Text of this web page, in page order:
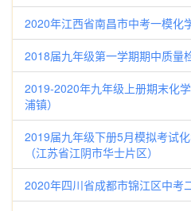
2020年江西省南昌市中考一模化
2018届九年级第一学期期中质量
2019-2020年九年级上册期末化
浦镇）
2019届九年级下册5月模拟考试
（江苏省江阴市华士片区）
2020年四川省成都市锦江区中考